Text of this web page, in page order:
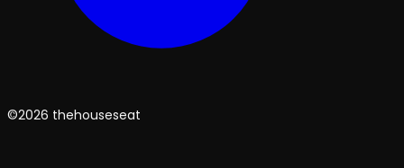
©2026 thehouseseat